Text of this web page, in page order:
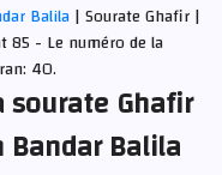
Balila| Sourate Ghafir |
85 - Le numéro de la
40.
sourate Ghafir
Balila